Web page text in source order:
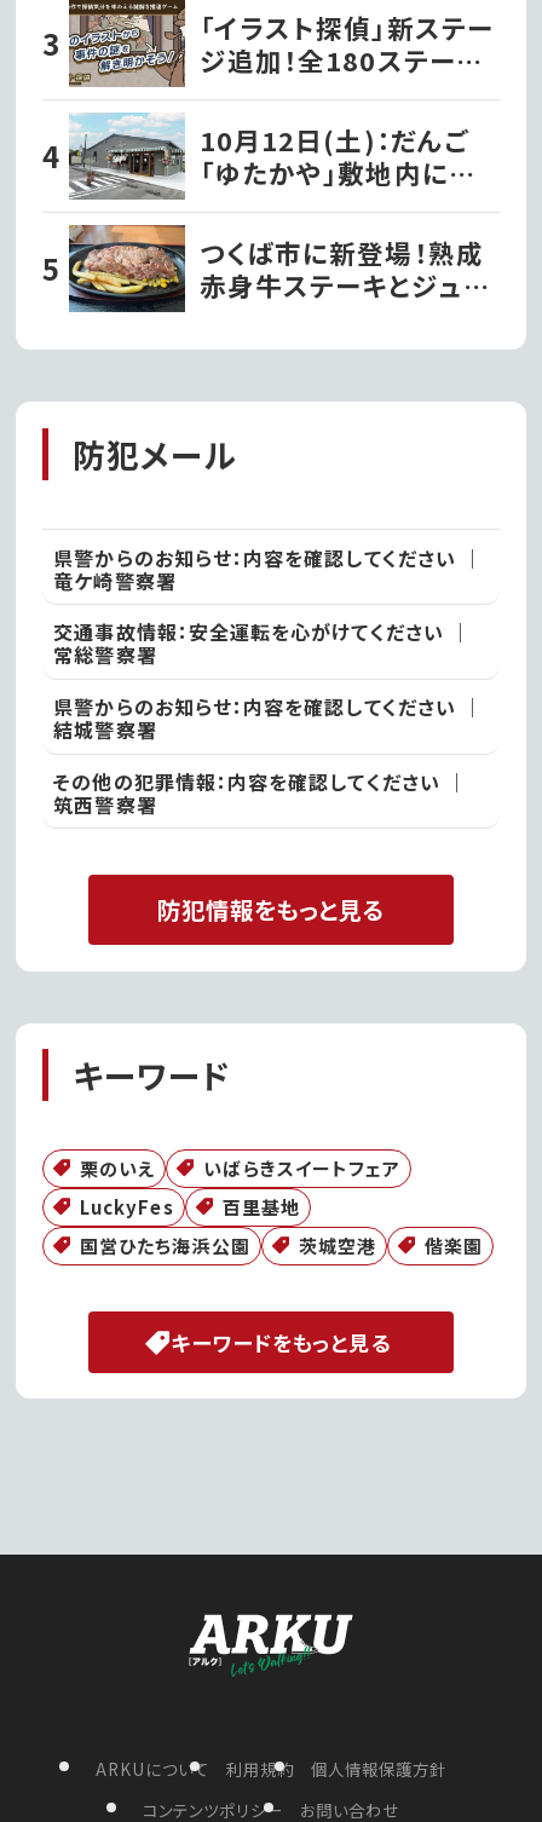
「イラスト探偵」新ステー
ジ追加！全180ステージ・
720問で推理力を試そう
10月12日(土)：だんご
「ゆたかや」敷地内に洋
菓子店『パティスリーナ
カヤマ』がグランドオー
プン!!｜常総市
つくば市に新登場！熟成
赤身牛ステーキとジュー
『ビッグシェフ亭』｜つく
防犯メール
県警からのお知らせ：内容を確認してください ｜
竜ケ崎警察署
交通事故情報：安全運転を心がけてください ｜
常総警察署
県警からのお知らせ：内容を確認してください ｜
結城警察署
その他の犯罪情報：内容を確認してください ｜
筑西警察署
防犯情報をもっと見る
キーワード
栗のいえ
いばらきスイートフェア
LuckyFes
百里基地
国営ひたち海浜公園
茨城空港 偕楽園
キーワードをもっと見る
ARKUについて 利用規約
個人情報保護方針
コンテンツポリシー
お問い合わせ